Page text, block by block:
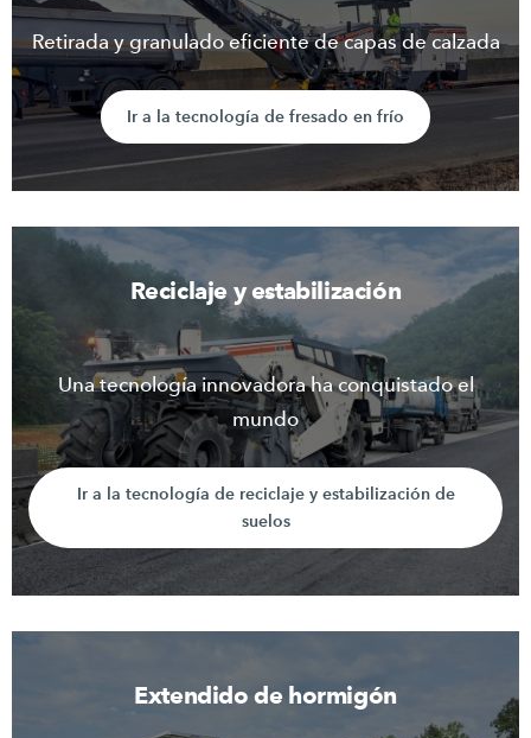
Retirada y granulado eficiente de capas de calzada
Ir a la tecnología de fresado en frío
Reciclaje y estabilización
Una tecnología innovadora ha conquistado el
mundo
Ir a la tecnología de reciclaje y estabilización de
suelos
Extendido de hormigón